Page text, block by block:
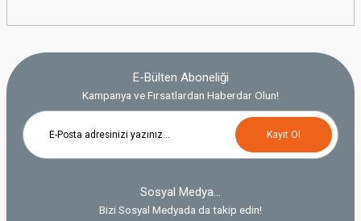
E-Bülten Aboneliği
Kampanya ve Fırsatlardan Haberdar Olun!
Kayıt Ol
Sosyal Medya...
Bizi Sosyal Medyada da takip edin!